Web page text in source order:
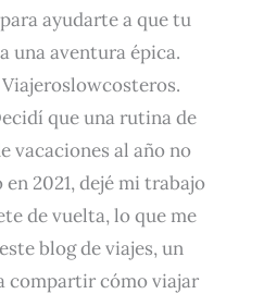
ayudarte a que tu
una aventura épica.
que una rutina de
vacaciones al año no
2021, dejé mi trabajo
de vuelta, lo que me
blog de viajes, un
compartir cómo viajar